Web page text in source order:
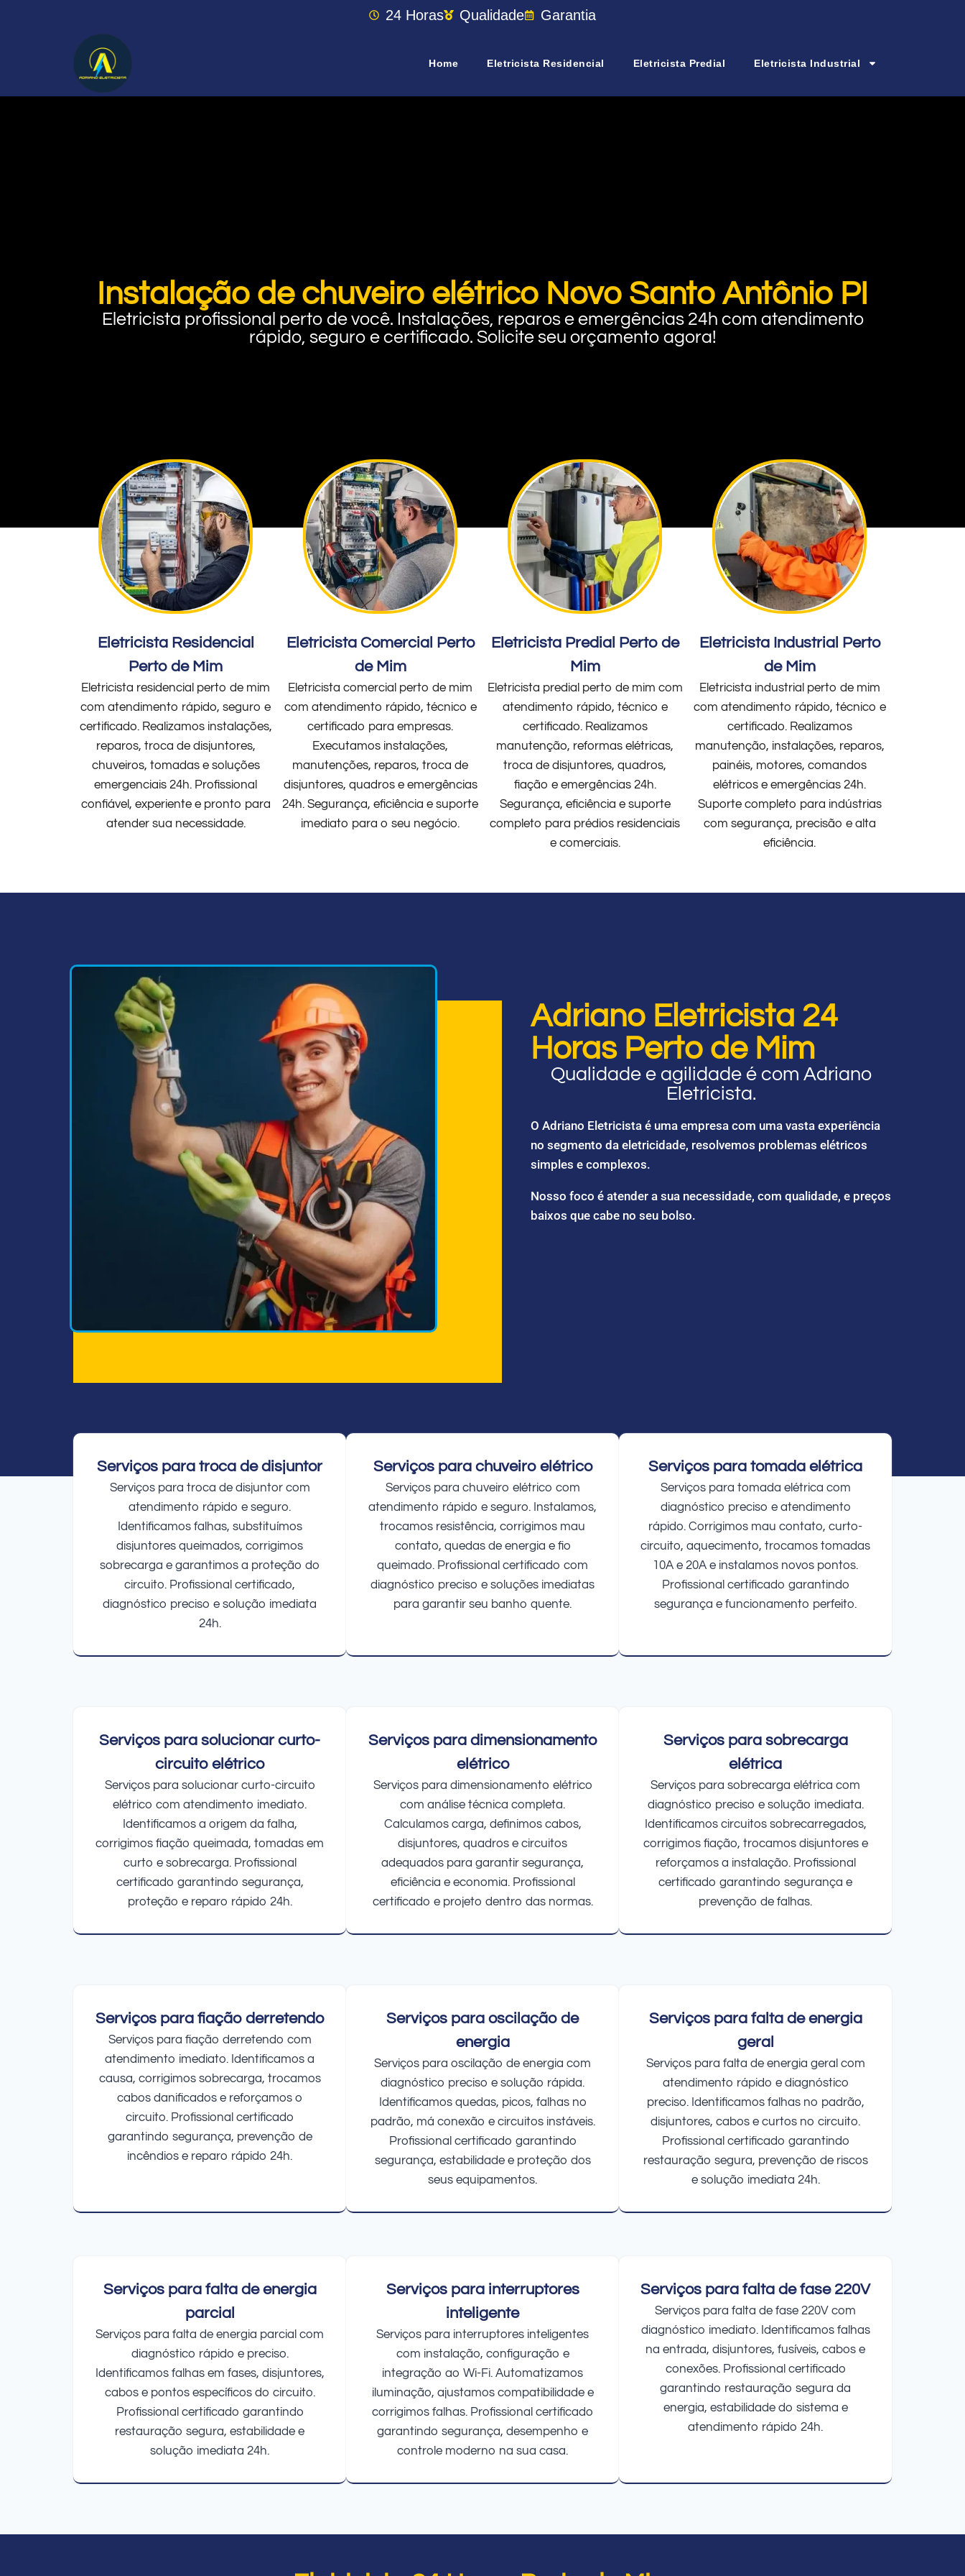
24 Horas Qualidade Garantia
Home Eletricista Residencial Eletricista Predial Eletricista Industrial
Instalação de chuveiro elétrico Novo Santo Antônio PI
Eletricista profissional perto de você. Instalações, reparos e emergências 24h com atendimento
rápido, seguro e certificado. Solicite seu orçamento agora!
Eletricista Residencial
Perto de Mim
Eletricista residencial perto de mim
com atendimento rápido, seguro e
certificado. Realizamos instalações,
reparos, troca de disjuntores,
chuveiros, tomadas e soluções
emergenciais 24h. Profissional
confiável, experiente e pronto para
atender sua necessidade.
Eletricista Comercial Perto
de Mim
Eletricista comercial perto de mim
com atendimento rápido, técnico e
certificado para empresas.
Executamos instalações,
manutenções, reparos, troca de
disjuntores, quadros e emergências
24h. Segurança, eficiência e suporte
imediato para o seu negócio.
Eletricista Predial Perto de
Mim
Eletricista predial perto de mim com
atendimento rápido, técnico e
certificado. Realizamos
manutenção, reformas elétricas,
troca de disjuntores, quadros,
fiação e emergências 24h.
Segurança, eficiência e suporte
completo para prédios residenciais
e comerciais.
Eletricista Industrial Perto
de Mim
Eletricista industrial perto de mim
com atendimento rápido, técnico e
certificado. Realizamos
manutenção, instalações, reparos,
painéis, motores, comandos
elétricos e emergências 24h.
Suporte completo para indústrias
com segurança, precisão e alta
eficiência.
Adriano Eletricista 24
Horas Perto de Mim
Qualidade e agilidade é com Adriano
Eletricista.
O Adriano Eletricista é uma empresa com uma vasta experiência
no segmento da eletricidade, resolvemos problemas elétricos
simples e complexos.
Nosso foco é atender a sua necessidade, com qualidade, e preços
baixos que cabe no seu bolso.
Serviços para troca de disjuntor
Serviços para troca de disjuntor com
atendimento rápido e seguro.
Identificamos falhas, substituímos
disjuntores queimados, corrigimos
sobrecarga e garantimos a proteção do
circuito. Profissional certificado,
diagnóstico preciso e solução imediata
24h.
Serviços para chuveiro elétrico
Serviços para chuveiro elétrico com
atendimento rápido e seguro. Instalamos,
trocamos resistência, corrigimos mau
contato, quedas de energia e fio
queimado. Profissional certificado com
diagnóstico preciso e soluções imediatas
para garantir seu banho quente.
Serviços para tomada elétrica
Serviços para tomada elétrica com
diagnóstico preciso e atendimento
rápido. Corrigimos mau contato, curto-
circuito, aquecimento, trocamos tomadas
10A e 20A e instalamos novos pontos.
Profissional certificado garantindo
segurança e funcionamento perfeito.
Serviços para solucionar curto-
circuito elétrico
Serviços para solucionar curto-circuito
elétrico com atendimento imediato.
Identificamos a origem da falha,
corrigimos fiação queimada, tomadas em
curto e sobrecarga. Profissional
certificado garantindo segurança,
proteção e reparo rápido 24h.
Serviços para dimensionamento
elétrico
Serviços para dimensionamento elétrico
com análise técnica completa.
Calculamos carga, definimos cabos,
disjuntores, quadros e circuitos
adequados para garantir segurança,
eficiência e economia. Profissional
certificado e projeto dentro das normas.
Serviços para sobrecarga
elétrica
Serviços para sobrecarga elétrica com
diagnóstico preciso e solução imediata.
Identificamos circuitos sobrecarregados,
corrigimos fiação, trocamos disjuntores e
reforçamos a instalação. Profissional
certificado garantindo segurança e
prevenção de falhas.
Serviços para fiação derretendo
Serviços para fiação derretendo com
atendimento imediato. Identificamos a
causa, corrigimos sobrecarga, trocamos
cabos danificados e reforçamos o
circuito. Profissional certificado
garantindo segurança, prevenção de
incêndios e reparo rápido 24h.
Serviços para oscilação de
energia
Serviços para oscilação de energia com
diagnóstico preciso e solução rápida.
Identificamos quedas, picos, falhas no
padrão, má conexão e circuitos instáveis.
Profissional certificado garantindo
segurança, estabilidade e proteção dos
seus equipamentos.
Serviços para falta de energia
geral
Serviços para falta de energia geral com
atendimento rápido e diagnóstico
preciso. Identificamos falhas no padrão,
disjuntores, cabos e curtos no circuito.
Profissional certificado garantindo
restauração segura, prevenção de riscos
e solução imediata 24h.
Serviços para falta de energia
parcial
Serviços para falta de energia parcial com
diagnóstico rápido e preciso.
Identificamos falhas em fases, disjuntores,
cabos e pontos específicos do circuito.
Profissional certificado garantindo
restauração segura, estabilidade e
solução imediata 24h.
Serviços para interruptores
inteligente
Serviços para interruptores inteligentes
com instalação, configuração e
integração ao Wi-Fi. Automatizamos
iluminação, ajustamos compatibilidade e
corrigimos falhas. Profissional certificado
garantindo segurança, desempenho e
controle moderno na sua casa.
Serviços para falta de fase 220V
Serviços para falta de fase 220V com
diagnóstico imediato. Identificamos falhas
na entrada, disjuntores, fusíveis, cabos e
conexões. Profissional certificado
garantindo restauração segura da
energia, estabilidade do sistema e
atendimento rápido 24h.